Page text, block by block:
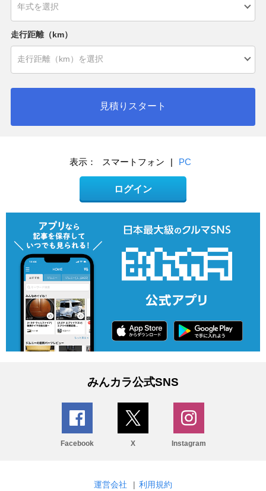
走行距離（km）
見積りスタート
表示： スマートフォン | PC
ログイン
みんカラ公式SNS
Facebook X Instagram
運営会社 | 利用規約